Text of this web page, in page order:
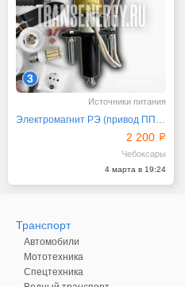
3
Источники питания
2 200
Чебоксары
4 марта в 19:24
Транспорт
Автомобили
Мототехника
Спецтехника